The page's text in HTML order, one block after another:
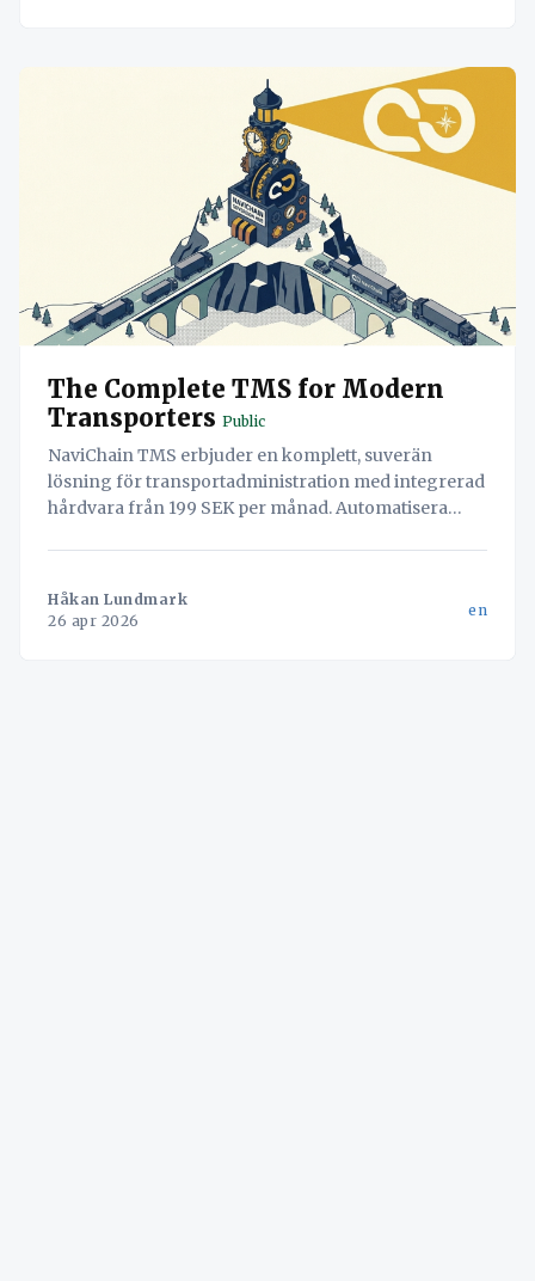
The Complete TMS for Modern
Transporters Public
NaviChain TMS erbjuder en komplett, suverän
lösning för transportadministration med integrerad
hårdvara från 199 SEK per månad. Automatisera
Håkan Lundmark
26 apr 2026
en